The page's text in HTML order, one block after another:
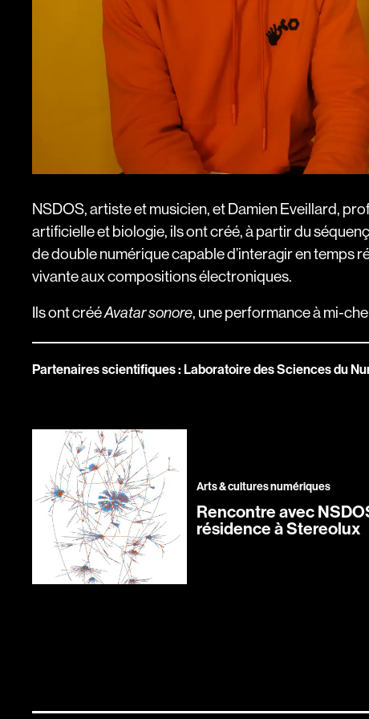
NSDOS, artiste et musicien, et Damien Eveillard,
artificielle et biologie, ils ont créé, à partir du
de double numérique capable d’interagir en temps
vivante aux compositions électroniques.
Ils ont crééAvatar sonore, une performance à mi-
Partenaires scientifiques : Laboratoire des Sciences du
Arts & cultures numériques
Rencontre avec
résidence à Stereolux